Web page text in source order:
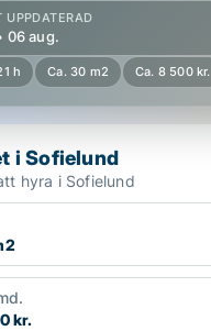
UPPDATERAD
06 aug.
h Ca. 30 m2 Ca. 8 500 kr.
i Sofielund
hyra i Sofielund
kr.